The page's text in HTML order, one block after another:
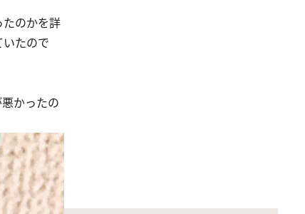
のかを詳
たので
かったの